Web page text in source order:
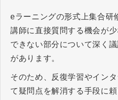
eラーニングの形式上集合研
講師に直接質問する機会が
できない部分について深く
があります。
そのため、反復学習やイン
て疑問点を解消する手段に